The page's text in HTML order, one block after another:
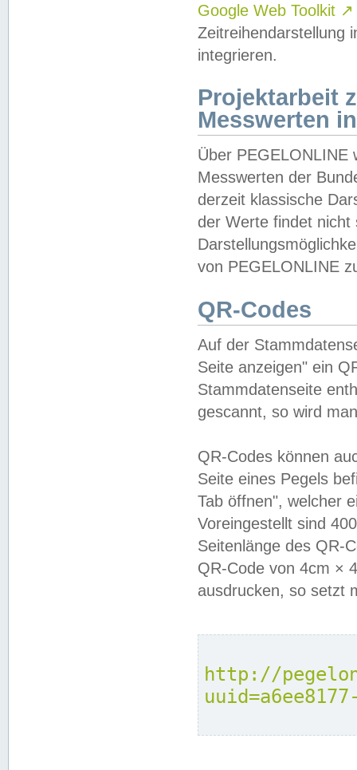
Google Web Toolkit ↗
Zeitreihendarstellung
integrieren.
Projektarbeit
Messwerten
Über PEGELONLINE
Messwerten der
derzeit klassische
der Werte findet
von PEGELONLINE
QR-Codes
Auf der
Seite anzeigen" ein
Stammdatenseite
gescannt, so wird
QR-Codes können
Seite eines Pegels
Tab öffnen", welcher
Voreingestellt sind
Seitenlänge des QR-
QR-Code von 4cm ×
ausdrucken, so setzt
http://